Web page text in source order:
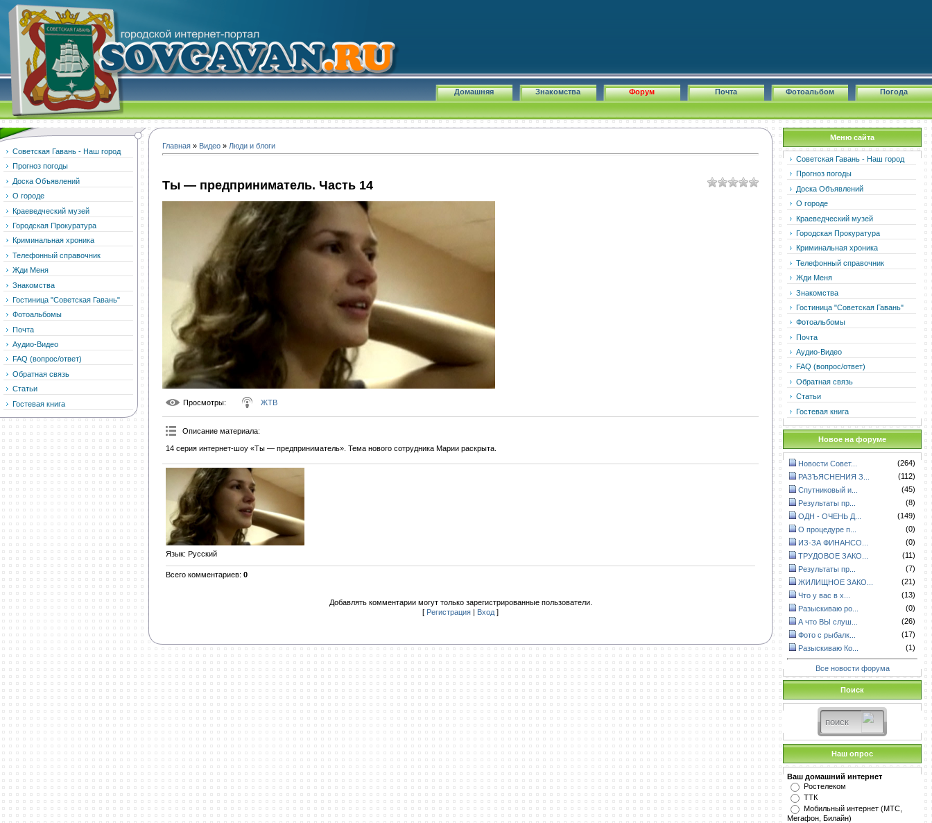
Погода
Фотоальбом
Почта
Форум
Знакомства
Домашняя
Советская Гавань - Наш город
Прогноз погоды
Доска Объявлений
О городе
Краеведческий музей
Городская Прокуратура
Криминальная хроника
Телефонный справочник
Жди Меня
Знакомства
Гостиница "Советская Гавань"
Фотоальбомы
Почта
Аудио-Видео
FAQ (вопрос/ответ)
Обратная связь
Статьи
Гостевая книга
Главная » Видео » Люди и блоги
Ты — предприниматель. Часть 14
Просмотры: ЖТВ
Описание материала:
14 серия интернет-шоу «Ты — предприниматель». Тема нового сотрудника Марии раскрыта.
Язык: Русский
Всего комментариев: 0
Добавлять комментарии могут только зарегистрированные пользователи.
[ Регистрация | Вход ]
Меню сайта
Советская Гавань - Наш город
Прогноз погоды
Доска Объявлений
О городе
Краеведческий музей
Городская Прокуратура
Криминальная хроника
Телефонный справочник
Жди Меня
Знакомства
Гостиница "Советская Гавань"
Фотоальбомы
Почта
Аудио-Видео
FAQ (вопрос/ответ)
Обратная связь
Статьи
Гостевая книга
Новое на форуме
Новости Совет...
(264)
РАЗЪЯСНЕНИЯ З...
(112)
Спутниковый и...
(45)
Результаты пр...
(8)
ОДН - ОЧЕНЬ Д...
(149)
О процедуре п...
(0)
ИЗ-ЗА ФИНАНСО...
(0)
ТРУДОВОЕ ЗАКО...
(11)
Результаты пр...
(7)
ЖИЛИЩНОЕ ЗАКО...
(21)
Что у вас в х...
(13)
Разыскиваю ро...
(0)
А что ВЫ слуш...
(26)
Фото с рыбалк...
(17)
Разыскиваю Ко...
(1)
Все новости форума
Поиск
Наш опрос
Ваш домашний интернет
Ростелеком
ТТК
Мобильный интернет (МТС,
Мегафон, Билайн)